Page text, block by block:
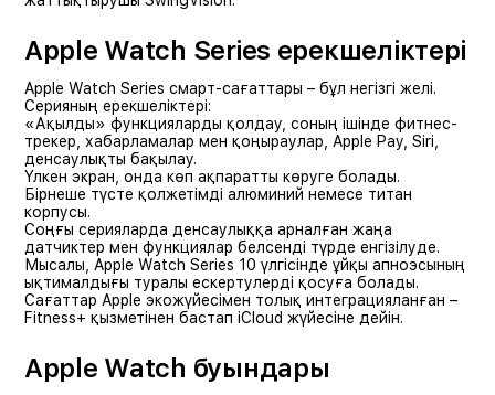
Apple Watch Series ерекшеліктері
Apple Watch Series смарт-сағаттары – бұл негізгі желі.
Серияның ерекшеліктері:
«Ақылды» функцияларды қолдау, соның ішінде фитнес-
трекер, хабарламалар мен қоңыраулар, Apple Pay, Siri,
денсаулықты бақылау.
Үлкен экран, онда көп ақпаратты көруге болады.
Бірнеше түсте қолжетімді алюминий немесе титан
корпусы.
Соңғы серияларда денсаулыққа арналған жаңа
датчиктер мен функциялар белсенді түрде енгізілуде.
Мысалы, Apple Watch Series 10 үлгісінде ұйқы апноэсының
ықтималдығы туралы ескертулерді қосуға болады.
Сағаттар Apple экожүйесімен толық интеграцияланған –
Fitness+ қызметінен бастап iCloud жүйесіне дейін.
Apple Watch буындары